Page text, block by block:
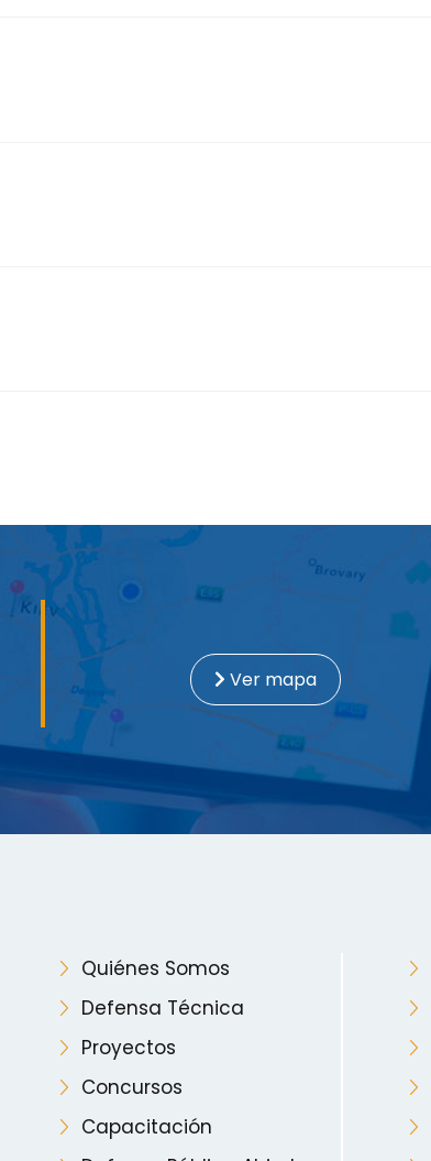
Ver mapa
Quiénes Somos
Defensa Técnica
Proyectos
Concursos
Capacitación